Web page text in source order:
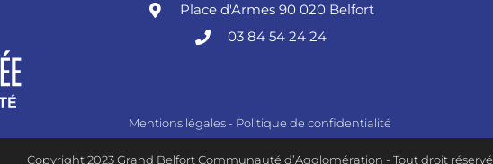
Place d'Armes 90 020 Belfort
03 84 54 24 24
Mentions légales - Politique de confidentialité
Copyright 2023 Grand Belfort Communauté d’Agglomération - Tout droit réservé